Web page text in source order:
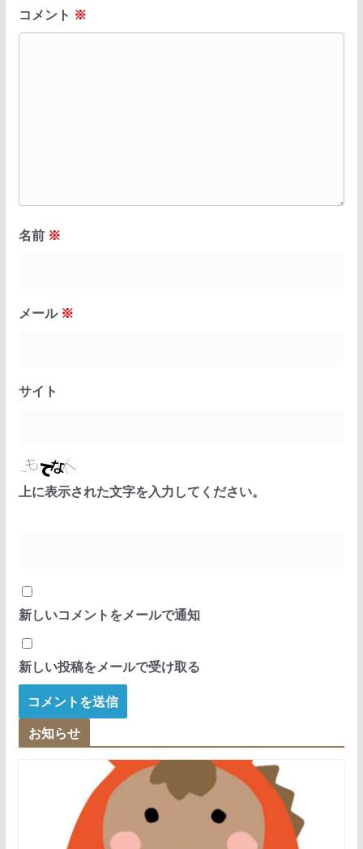
コメント ※
名前 ※
メール ※
サイト
上に表示された文字を入力してください。
新しいコメントをメールで通知
新しい投稿をメールで受け取る
お知らせ